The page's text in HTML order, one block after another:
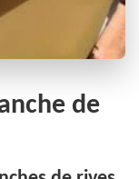
de